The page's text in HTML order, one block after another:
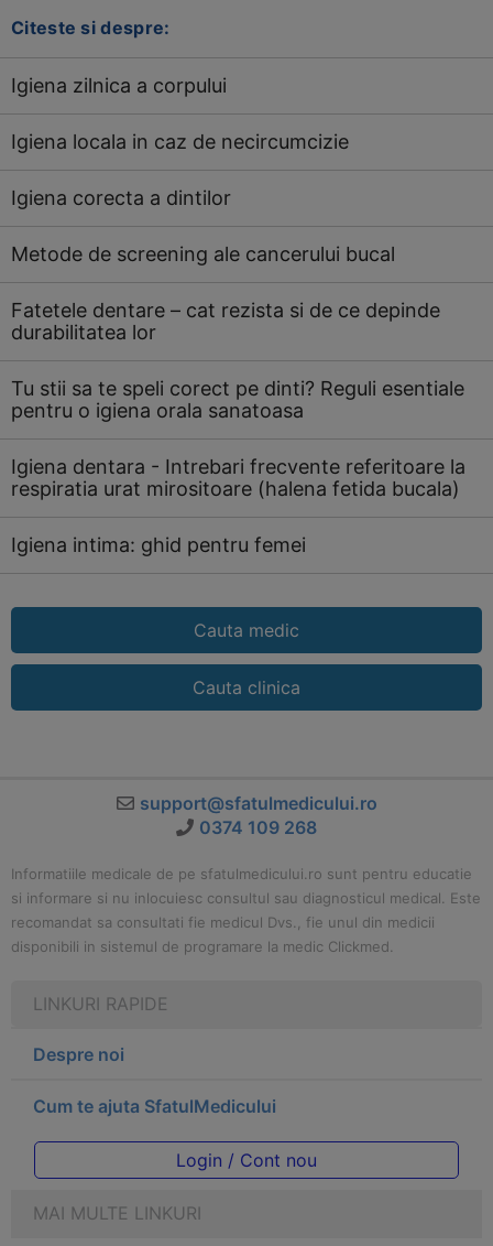
Citeste si despre:
Igiena zilnica a corpului
Igiena locala in caz de necircumcizie
Igiena corecta a dintilor
Metode de screening ale cancerului bucal
Fatetele dentare – cat rezista si de ce depinde
durabilitatea lor
Tu stii sa te speli corect pe dinti? Reguli esentiale
pentru o igiena orala sanatoasa
Igiena dentara - Intrebari frecvente referitoare la
respiratia urat mirositoare (halena fetida bucala)
Igiena intima: ghid pentru femei
Cauta medic
Cauta clinica
support@sfatulmedicului.ro
0374 109 268
Informatiile medicale de pe sfatulmedicului.ro sunt pentru educatie
si informare si nu inlocuiesc consultul sau diagnosticul medical. Este
recomandat sa consultati fie medicul Dvs., fie unul din medicii
disponibili in sistemul de programare la medic Clickmed.
LINKURI RAPIDE
Despre noi
Cum te ajuta SfatulMedicului
Login / Cont nou
MAI MULTE LINKURI